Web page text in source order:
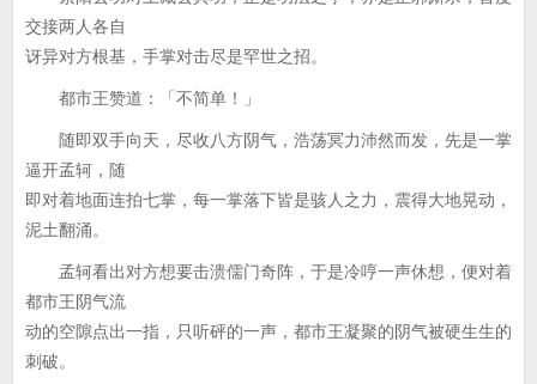
交接两人各自
讶异对方根基，手掌对击尽是罕世之招。
都市王赞道：「不简单！」
随即双手向天，尽收八方阴气，浩荡冥力沛然而发，先是一掌
逼开孟轲，随
即对着地面连拍七掌，每一掌落下皆是骇人之力，震得大地晃动，
泥土翻涌。
孟轲看出对方想要击溃儒门奇阵，于是冷哼一声休想，便对着
都市王阴气流
动的空隙点出一指，只听砰的一声，都市王凝聚的阴气被硬生生的
刺破。